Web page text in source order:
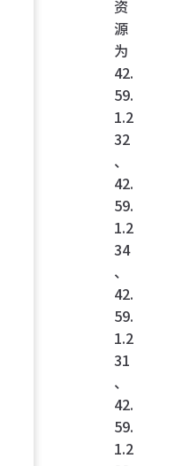
资
源
为
42.
59.
1.2
32
、
42.
59.
1.2
34
、
42.
59.
1.2
31
、
42.
59.
1.2